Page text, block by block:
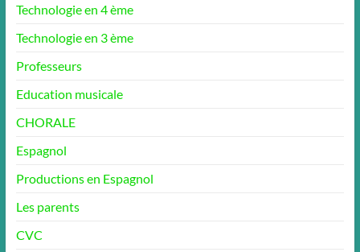
Technologie en 4 ème
Technologie en 3 ème
Professeurs
Education musicale
CHORALE
Espagnol
Productions en Espagnol
Les parents
CVC